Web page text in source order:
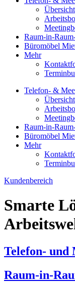
Übersicht
Raum-in-
Büromöbel
Mehr
Telefon- &
Übersicht
Raum-in-
Büromöbel
Mehr
Kundenbereich
Smarte
Telefon- und
Raum-in-